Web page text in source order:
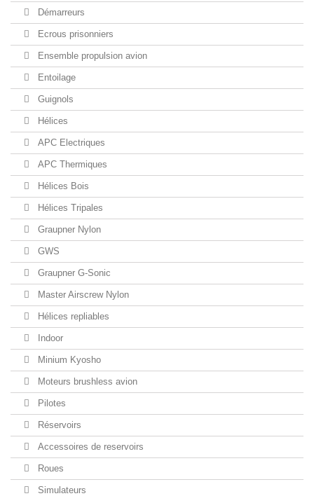
Démarreurs
Ecrous prisonniers
Ensemble propulsion avion
Entoilage
Guignols
Hélices
APC Electriques
APC Thermiques
Hélices Bois
Hélices Tripales
Graupner Nylon
GWS
Graupner G-Sonic
Master Airscrew Nylon
Hélices repliables
Indoor
Minium Kyosho
Moteurs brushless avion
Pilotes
Réservoirs
Accessoires de reservoirs
Roues
Simulateurs